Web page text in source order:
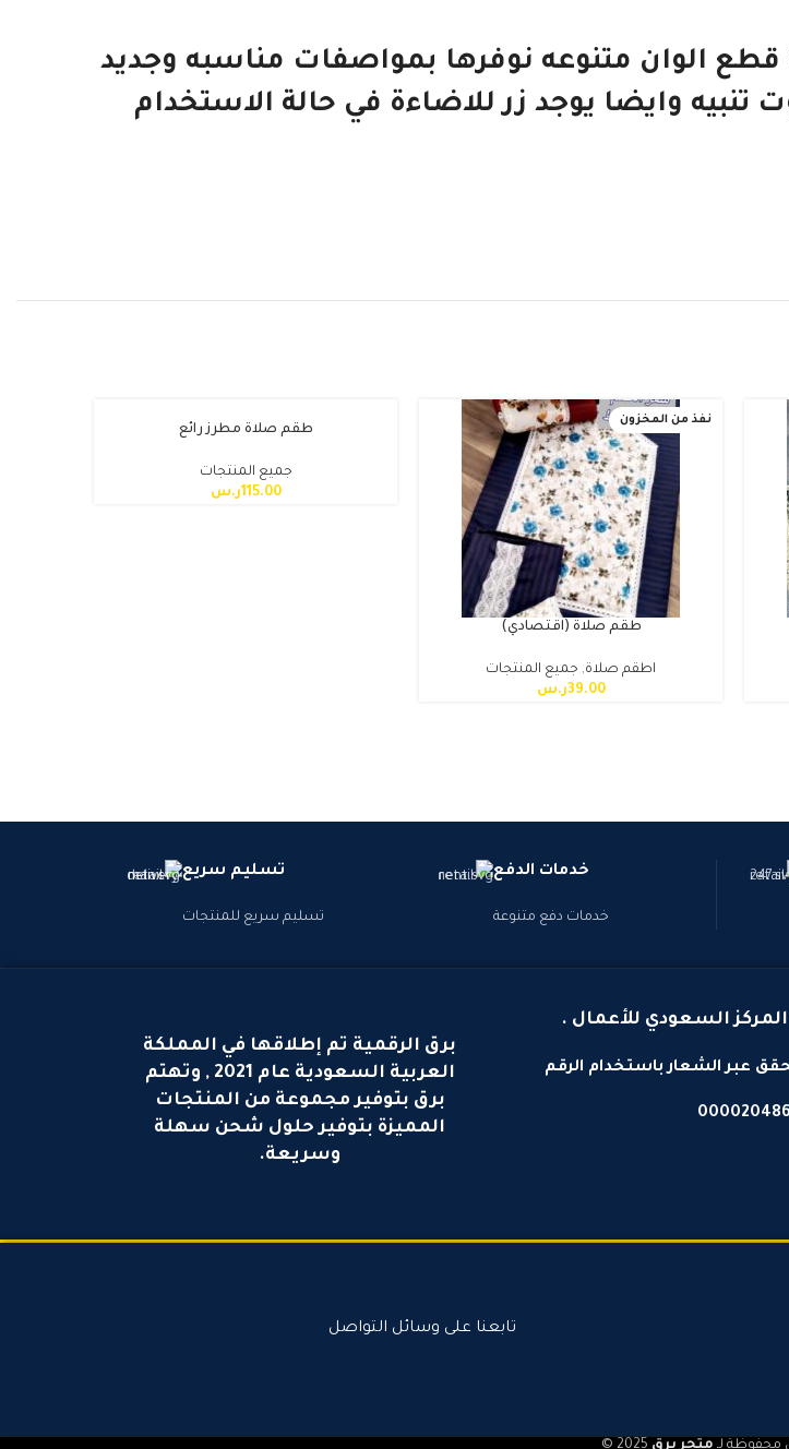
سبحة الكترونية عداد بشكل جديد ومميز عدد 3 قطع الوان متنوعه نوفرها بمواصفات مناسبه وجديد
الى عدد 100 تصدر صوت تنبيه وايضا يوجد زر للاضاءة في حالة الاستخدام
نفذ من المخزون
طقم صلاة (اقتصادي)
اطقم صلاة, جميع المنتجات
39.00ر.س
طقم صلاة مطرز رائع
جميع المنتجات
115.00ر.س
خدمات الدفع
خدمات دفع متنوعة
تسليم سريع
تسليم سريع للمنتجات
السعودي للأعمال .
عبر الشعار باستخدام الرقم
برق الرقمية تم إطلاقها في المملكة
العربية السعودية عام 2021 , وتهتم
برق بتوفير مجموعة من المنتجات
المميزة بتوفير حلول شحن سهلة
وسريعة.
تابعنا على وسائل التواصل
محفوظة لـ متجر برق